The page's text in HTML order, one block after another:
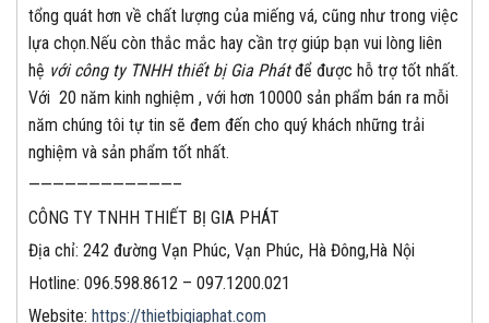
tổng quát hơn về chất lượng của miếng vá, cũng như trong việc
lựa chọn.Nếu còn thắc mắc hay cần trợ giúp bạn vui lòng liên
hệ với công ty TNHH thiết bị Gia Phátđể được hỗ trợ tốt nhất.
Với 20 năm kinh nghiệm , với hơn 10000 sản phẩm bán ra mỗi
năm chúng tôi tự tin sẽ đem đến cho quý khách những trải
nghiệm và sản phẩm tốt nhất.
————————————–
CÔNG TY TNHH THIẾT BỊ GIA PHÁT
Địa chỉ: 242 đường Vạn Phúc, Vạn Phúc, Hà Đông,Hà Nội
Hotline: 096.598.8612 – 097.1200.021
Website: https://thietbigiaphat.com